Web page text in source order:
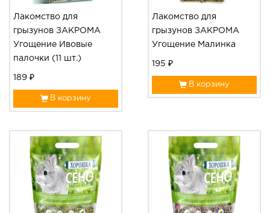
В корзину
Лакомство для
грызунов ЗАКРОМА
Угощение Ивовые
палочки (11 шт.)
189 ₽
В корзину
Лакомство для
грызунов ЗАКРОМА
Угощение Малинка
195 ₽